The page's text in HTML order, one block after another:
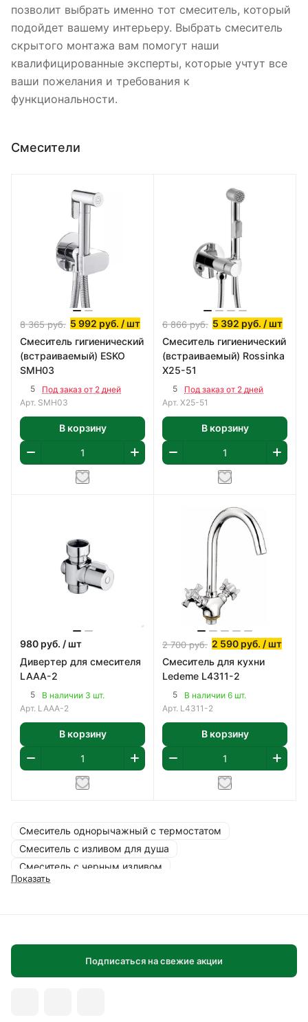
позволит выбрать именно тот смеситель, который
подойдет вашему интерьеру. Выбрать смеситель
скрытого монтажа вам помогут наши
квалифицированные эксперты, которые учтут все
ваши пожелания и требования к
функциональности.
Смесители
8 365руб. 5 992 руб. / шт
Смеситель гигиенический
(встраиваемый) ESKO
SMH03
5
Под заказ от 2 дней
Арт. SMH03
В корзину
6 866руб. 5 392 руб. / шт
Смеситель гигиенический
(встраиваемый) Rossinka
X25-51
5
Под заказ от 2 дней
Арт. X25-51
В корзину
980 руб. / шт
Дивертер для смесителя
LAAA-2
5
В наличии 3 шт.
Арт. LAAA-2
В корзину
2 700руб. 2 590 руб. / шт
Смеситель для кухни
Ledeme L4311-2
5
В наличии 6 шт.
Арт. L4311-2
В корзину
Смеситель однорычажный с термостатом
Смеситель с изливом для душа
Смеситель с черным изливом
Смеситель хромированный матовый
Черный смеситель для душевой системы
Показать
Подписаться на свежие акции